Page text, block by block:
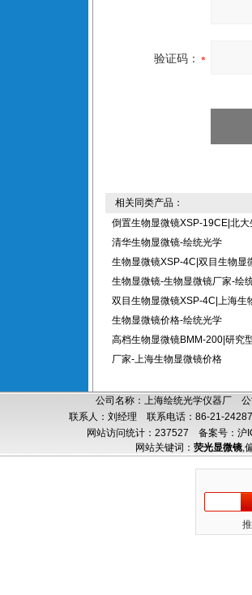
验证码：
相关同类产品：
倒置生物显微镜XSP-19CE|北大
清华生物显微镜-绘统光学
生物显微镜XSP-4C|双目生物显
生物显微镜-生物显微镜厂家-绘
双目生物显微镜XSP-4C|上海生
生物显微镜价格-绘统光学
高档生物显微镜BMM-200|研究
厂家-上海生物显微镜价格
公司名称：上海绘统光学仪器厂
联系人：刘经理 联系电话：86-21-
网站访问统计：237527 备案号：沪
网站关键词： 荧光显微镜,